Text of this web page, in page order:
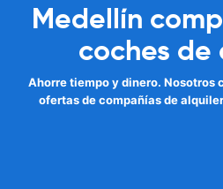
Medellín
coches de
Ahorre tiempo y dinero. Nosotros
ofertas de compañías de